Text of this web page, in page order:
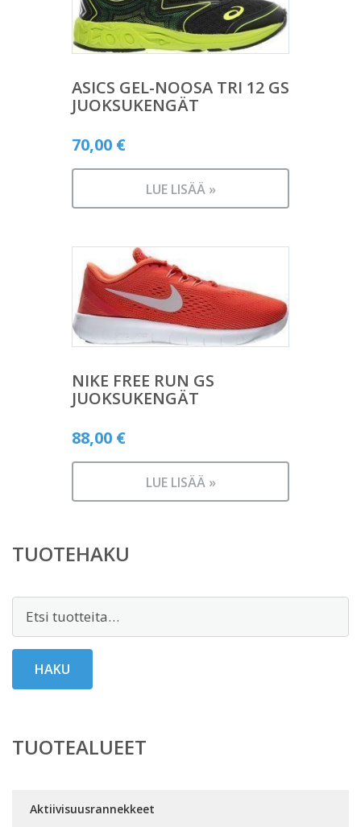
ASICS GEL-NOOSA TRI 12 GS
JUOKSUKENGÄT
70,00 €
LUE LISÄÄ »
NIKE FREE RUN GS
JUOKSUKENGÄT
88,00 €
LUE LISÄÄ »
TUOTEHAKU
Etsi:
HAKU
TUOTEALUEET
Aktiivisuusrannekkeet